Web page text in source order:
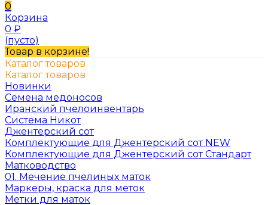
0
Корзина
0 ₽
(пусто)
Товар в корзине!
Каталог товаров
Каталог товаров
Новинки
Семена медоносов
Иранский пчелоинвентарь
Система Никот
Джентерский сот
Комплектующие для Джентерский сот NEW
Комплектующие для Джентерский сот Стандарт
Матководство
01. Мечение пчелиных маток
Маркеры, краска для меток
Метки для маток